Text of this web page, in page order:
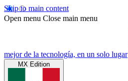
Skip to main content
Open menu Close main menu
mejor de la tecnología, en un solo lugar
MX Edition